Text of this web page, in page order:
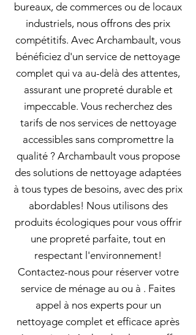
bureaux, de commerces ou de locaux
industriels, nous offrons des prix
compétitifs. Avec Archambault, vous
bénéficiez d'un service de nettoyage
complet qui va au-delà des attentes,
assurant une propreté durable et
impeccable. Vous recherchez des
tarifs de nos services de nettoyage
accessibles sans compromettre la
qualité ? Archambault vous propose
des solutions de nettoyage adaptées
à tous types de besoins, avec des prix
abordables! Nous utilisons des
produits écologiques pour vous offrir
une propreté parfaite, tout en
respectant l'environnement!
Contactez-nous pour réserver votre
service de ménage au ou à . Faites
appel à nos experts pour un
nettoyage complet et efficace après